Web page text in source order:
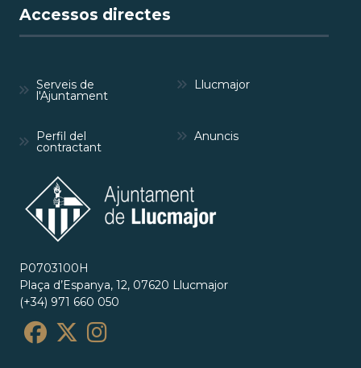
Accessos directes
Serveis de
l'Ajuntament
Llucmajor
Perfil del
contractant
Anuncis
P0703100H
Plaça d’Espanya, 12, 07620 Llucmajor
(+34) 971 660 050